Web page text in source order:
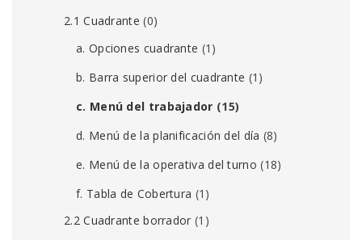
2.1 Cuadrante (0)
a. Opciones cuadrante (1)
b. Barra superior del cuadrante (1)
c. Menú del trabajador (15)
d. Menú de la planificación del día (8)
e. Menú de la operativa del turno (18)
f. Tabla de Cobertura (1)
2.2 Cuadrante borrador (1)